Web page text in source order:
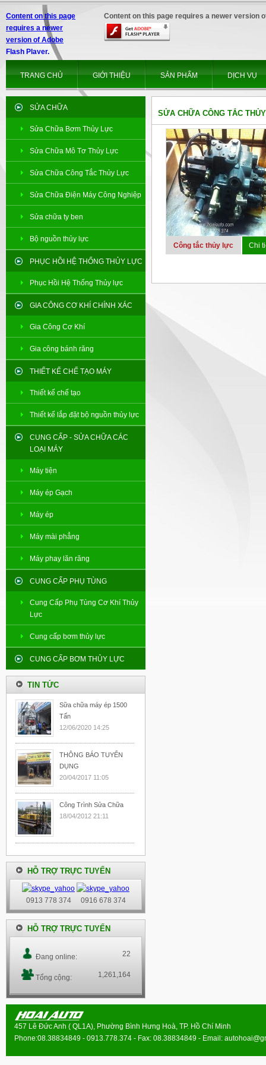
Content on this page
requires a newer
version of Adobe
Flash Player.
Content on this page requires a newer version
TRANG CHỦ GIỚI THIỆU SẢN PHẨM DỊCH VỤ
SỬA CHỮA
Sửa Chữa Bơm Thủy Lực
Sửa Chữa Mô Tơ Thủy Lực
Sửa Chữa Công Tắc Thủy Lực
Sửa Chữa Điện Máy Công Nghiệp
Sửa chữa ty ben
Bộ nguồn thủy lực
PHỤC HỒI HỆ THỐNG THỦY LỰC
Phục Hồi Hệ Thống Thủy lực
GIA CÔNG CƠ KHÍ CHÍNH XÁC
Gia Công Cơ Khí
Gia công bánh răng
THIẾT KẾ CHẾ TẠO MÁY
Thiết kế chế tạo
Thiết kế lắp đặt bộ nguồn thủy lực
CUNG CẤP - SỬA CHỮA CÁC
LOẠI MÁY
Máy tiện
Máy ép Gạch
Máy ép
Máy mài phẳng
Máy phay lăn răng
CUNG CẤP PHỤ TÙNG
Cung Cấp Phụ Tùng Cơ Khí Thủy
Lực
Cung cấp bơm thủy lực
CUNG CẤP BƠM THỦY LỰC
TIN TỨC
Sữa chữa máy ép 1500
Tấn
12/06/2020 14:25
THÔNG BÁO TUYỂN
DỤNG
20/04/2017 11:05
Công Trình Sửa Chữa
18/04/2012 21:11
HỖ TRỢ TRỰC TUYẾN
0913 778 374 0916 678 374
HỖ TRỢ TRỰC TUYẾN
Đang online: 22
Tổng cộng: 1,261,164
SỬA CHỮA CÔNG TẮC
Công tắc thủy lực Chi
457 Lê Đức Anh ( QL1A), Phường Bình Hưng Hoà, TP. Hồ Chí Minh
Phone:08.38834849 - 0913.778.374 - Fax: 08.38834849 - Email: